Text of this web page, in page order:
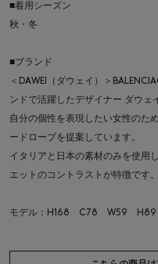
■着用シーズン
秋・冬
■ブランド
＜DAWEI（ダウェイ）＞
ンドで活躍したデザイナー ダウェ
自分の個性を表現したい女性のた
ードローブを提案しています。
イタリアと日本の素材のみを使用
エットのコントラストが特徴です。
モデル：H168 C78 W59